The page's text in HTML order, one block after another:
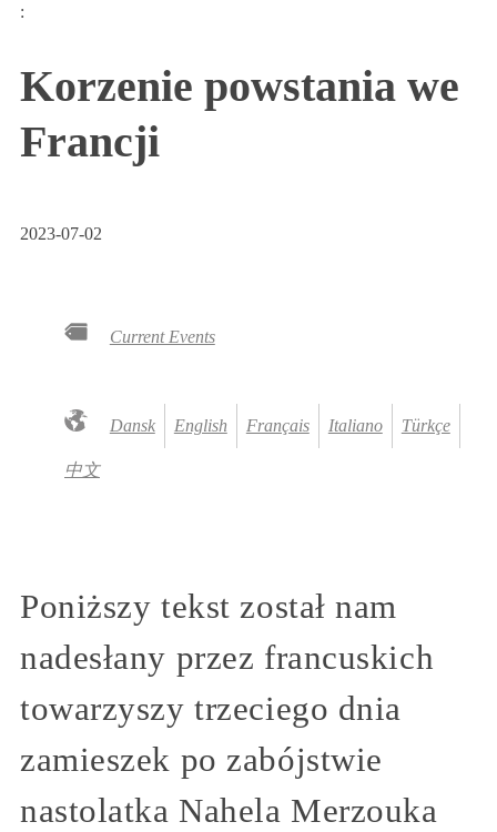
:
Korzenie powstania we
Francji
2023-07-02
Current Events
Dansk English Français Italiano Türkçe
中文
Poniższy tekst został nam
nadesłany przez francuskich
towarzyszy trzeciego dnia
zamieszek po zabójstwie
nastolatka Nahela Merzouka